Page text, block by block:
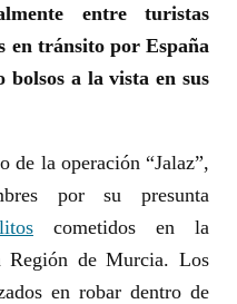
entre turistas
en tránsito por España
bolsos a la vista en sus
de la operación “Jalaz”,
por su presunta
cometidos en la
Región de Murcia. Los
en robar dentro de